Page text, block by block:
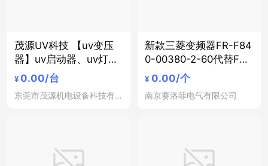
茂源UV科技 【uv变压
器】uv启动器、uv灯管
变压器、uv固化机变压
¥ 0.00/台
东莞市茂源机电设备科技有限公司
新款三菱变频器FR-F84
0-00380-2-60代替FR-
F740-18.5K-CHT 18.5
KW 变频器
¥ 0.00/个
南京赛洛菲电气有限公司